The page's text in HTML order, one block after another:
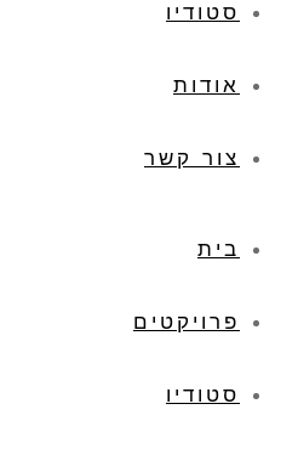
סטודיו
אודות
צור קשר
בית
פרויקטים
סטודיו